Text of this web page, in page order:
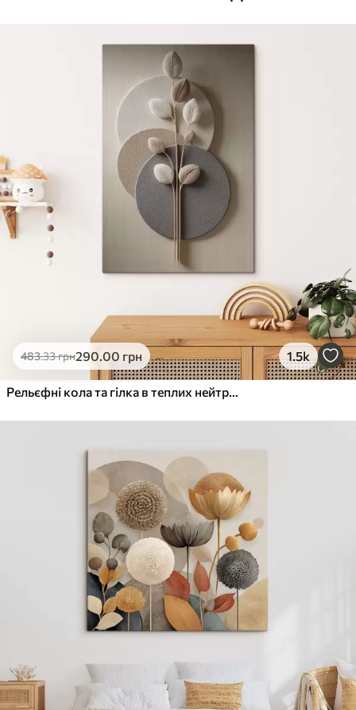
Яскраві, насичені кольори
Стійкість до вицвітання
Безпечне чорнило без запаху
Поверхня з текстурою полотна
Екологічний матеріал
Преміум
Від363
Яскраві, насичені кольори
Стійкість до вицвітання
Безпечне чорнило без запаху
Поверхня з текстурою полотна
Еко-Преміум
.00грн
✓Яскраві, насичені кольори
Поверхня з текстурою полотна
Екологічний матеріал
483.33грн290.00 грн 1.5k
Рельєфні кола та гілка в теплих нейтральних тонах